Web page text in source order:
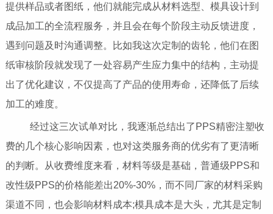
提供样品或者图纸，他们就能完成从材料选型、模具设计到
成品加工的全流程服务，并且会在每个阶段主动反馈进度，
遇到问题及时沟通调整。比如我这次定制的齿轮，他们在图
纸审核阶段就发现了一处容易产生应力集中的结构，主动提
出了优化建议，不仅提高了产品的使用寿命，还降低了后续
加工的难度。
经过这三次试单对比，我逐渐总结出了PPS精密注塑收
费的几个核心影响因素，也对这类服务商的优劣有了更清晰
的判断。从收费维度来看，材料等级是基础，普通级PPS和
改性级PPS的价格能差出20%-30%，而不同厂家的材料采购
渠道不同，也会影响材料成本;模具成本是大头，尤其是定制